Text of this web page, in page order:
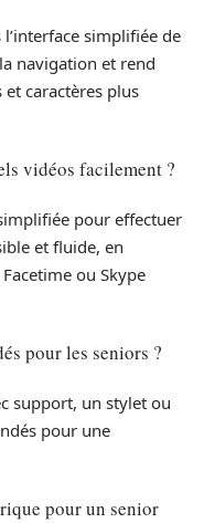
simplifiée de
navigation et rend
et caractères plus
vidéos facilement ?
pour effectuer
et fluide, en
ou Skype
pour les seniors ?
support, un stylet ou
pour une
pour un senior